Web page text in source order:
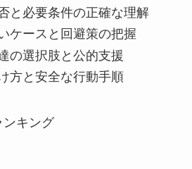
と必要条件の正確な理解
ケースと回避策の把握
の選択肢と公的支援
方と安全な行動手順
ンキング